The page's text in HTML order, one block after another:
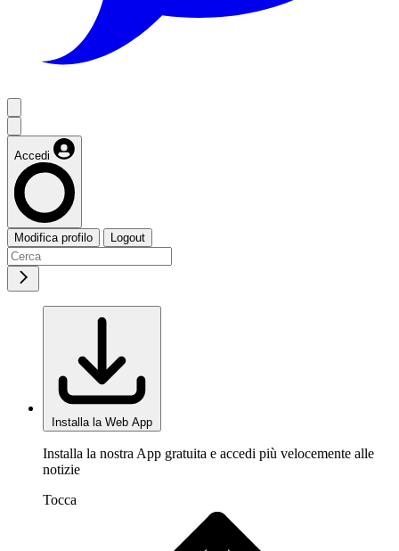
Accedi
Modifica profilo Logout
Installa la Web App
Installa la nostra App gratuita e accedi più velocemente alle
notizie
Tocca